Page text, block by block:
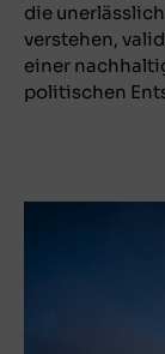
die
verstehen,
einer
politischen